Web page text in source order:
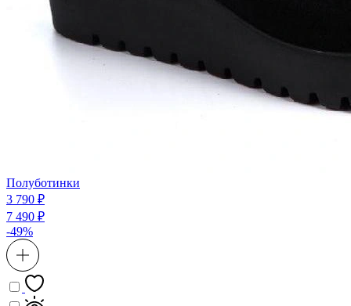
Полуботинки
3 790 ₽
7 490 ₽
-49%